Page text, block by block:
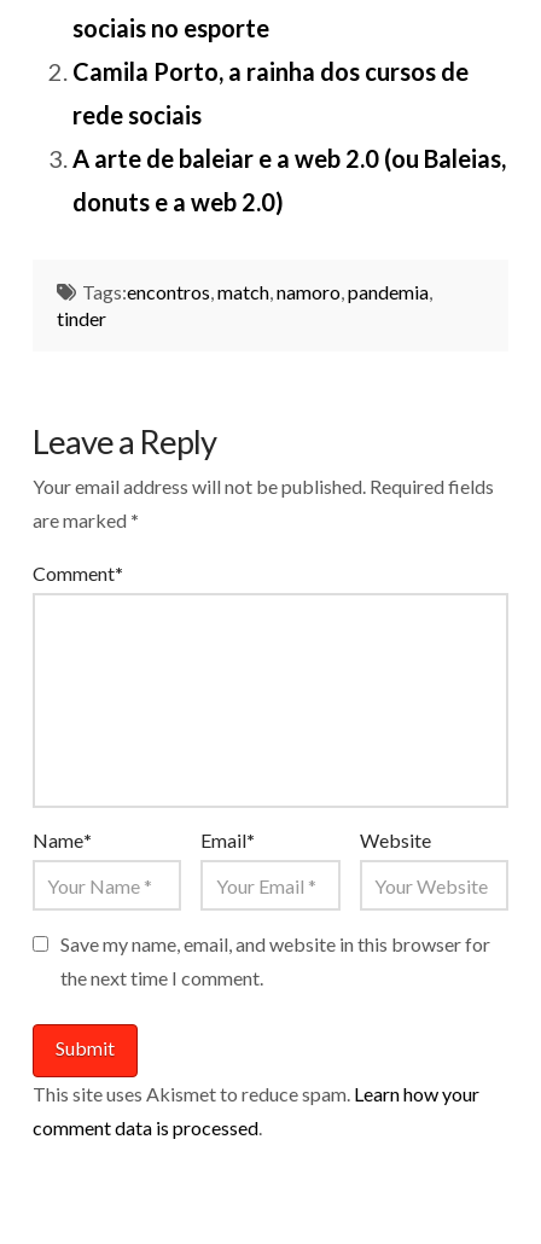
sociais no esporte
Camila Porto, a rainha dos cursos de
rede sociais
A arte de baleiar e a web 2.0 (ou Baleias,
donuts e a web 2.0)
Tags:encontros,match,namoro,pandemia,
tinder
Leave a Reply
Your email address will not be published. Required fields
are marked *
Comment*
Name* Email* Website
Save my name, email, and website in this browser for
the next time I comment.
This site uses Akismet to reduce spam. Learn how your
comment data is processed.